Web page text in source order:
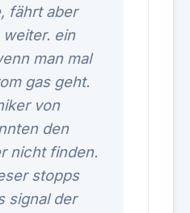
fährt aber
ein
man mal
gas geht.
von
den
nicht finden.
stopps
signal der